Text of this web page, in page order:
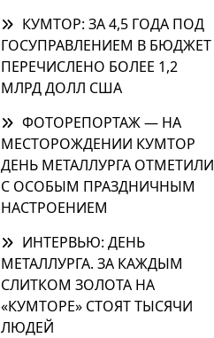
КУМТОР: ЗА 4,5 ГОДА ПОД
ГОСУПРАВЛЕНИЕМ В БЮДЖЕТ
ПЕРЕЧИСЛЕНО БОЛЕЕ 1,2
МЛРД ДОЛЛ США
ФОТОРЕПОРТАЖ — НА
МЕСТОРОЖДЕНИИ КУМТОР
ДЕНЬ МЕТАЛЛУРГА ОТМЕТИЛИ
С ОСОБЫМ ПРАЗДНИЧНЫМ
НАСТРОЕНИЕМ
ИНТЕРВЬЮ: ДЕНЬ
МЕТАЛЛУРГА. ЗА КАЖДЫМ
СЛИТКОМ ЗОЛОТА НА
«КУМТОРЕ» СТОЯТ ТЫСЯЧИ
ЛЮДЕЙ